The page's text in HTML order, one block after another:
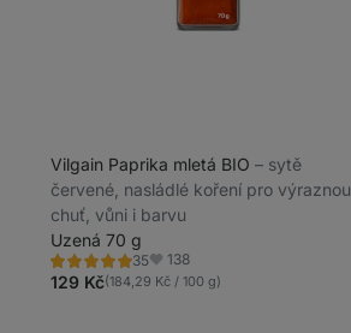
Vilgain Paprika mletá BIO ⁠–⁠ sytě
červené, nasládlé koření pro výraznou
chuť, vůni i barvu
Uzená 70 g
35
Hodnocení
4.9/5,
35
Oblíbené
138
129 Kč(184,29 Kč / 100 g)